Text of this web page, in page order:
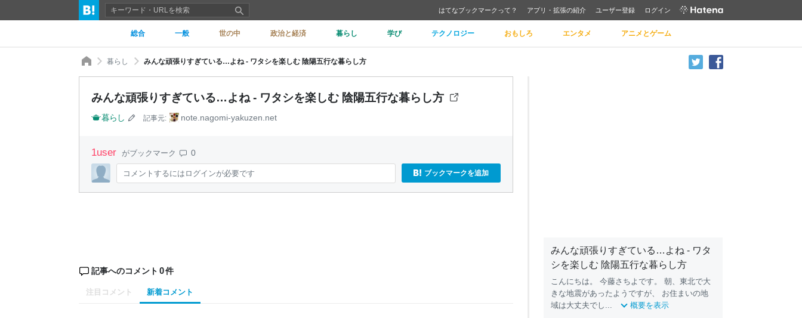
はてなブックマークって？ アプリ・拡張の紹介 ユーザー登録 ログイン
総合 一般 世の中 政治と経済 暮らし 学び テクノロジー おもしろ エンタメ アニメとゲーム
暮らし みんな頑張りすぎている…よね - ワタシを楽しむ 陰陽五行な暮らし方
みんな頑張りすぎている…よね - ワタシを楽しむ 陰陽五行な暮らし方
暮らし 記事元: note.nagomi-yakuzen.net
1user がブックマーク 0
コメントするにはログインが必要です ブックマークを追加
記事へのコメント 0件
注目コメント 新着コメント
みんな頑張りすぎている…よね - ワタ
シを楽しむ 陰陽五行な暮らし方
こんにちは。 今藤さちよです。 朝、東北で大
きな地震があったようですが、 お住まいの地
域は大丈夫でし...
概要を表示